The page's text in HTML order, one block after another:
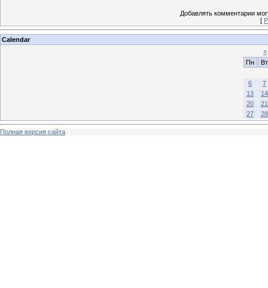
Добавлять комментарии
[
Calendar
«
Пн
Вт
6
7
13
14
20
21
27
28
Полная версия сайта